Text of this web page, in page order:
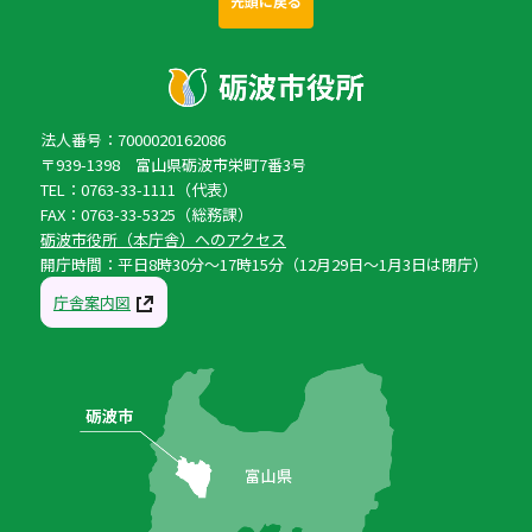
法人番号：7000020162086
〒939-1398 富山県砺波市栄町7番3号
TEL：0763-33-1111（代表）
FAX：0763-33-5325（総務課）
砺波市役所（本庁舎）へのアクセス
開庁時間：平日8時30分〜17時15分（12月29日〜1月3日は閉庁）
庁舎案内図